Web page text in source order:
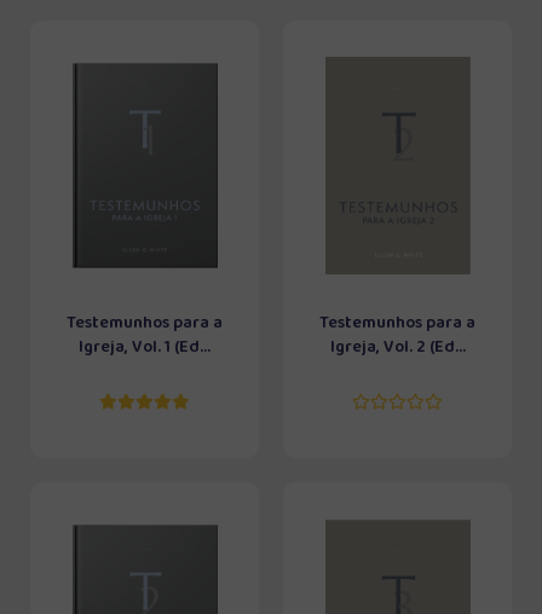
Testemunhos para a
Igreja, Vol. 1 (Ed...
Testemunhos para a
Igreja, Vol. 2 (Ed...